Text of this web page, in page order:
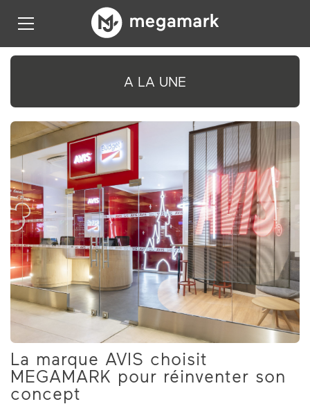
A LA UNE
La marque AVIS choisit
MEGAMARK pour réinventer son
concept